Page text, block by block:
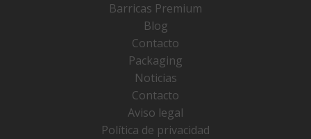
Barricas Premium
Blog
Contacto
Packaging
Noticias
Contacto
Aviso legal
Política de privacidad